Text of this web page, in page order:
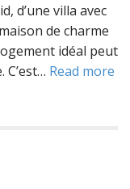
d’une villa avec
de charme
idéal peut
C’est… Read more